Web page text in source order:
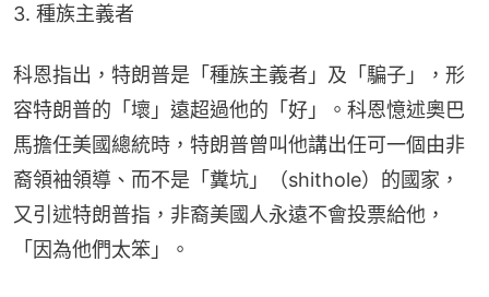
3. 種族主義者
科恩指出，特朗普是「種族主義者」及「騙子」，形
容特朗普的「壞」遠超過他的「好」。科恩憶述奧巴
馬擔任美國總統時，特朗普曾叫他講出任可一個由非
裔領袖領導、而不是「糞坑」（shithole）的國家，
又引述特朗普指，非裔美國人永遠不會投票給他，
「因為他們太笨」。